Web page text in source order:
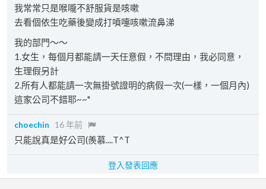
我常常只是喉嚨不舒服貨是咳嗽
去看個依生吃藥後變成打噴嚏咳嗽流鼻涕
我的部門～～
1.女生，每個月都能請一天任意假，不問理由，我必同意，
生理假另計
2.所有人都能請一次無掛號證明的病假一次(一樣，一個月內)
這家公司不錯耶~~"
choechin 16 年前
只能說真是好公司(羨慕....T^T
登入發表回應